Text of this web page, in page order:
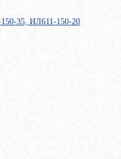
35, ИЛ611-150-20